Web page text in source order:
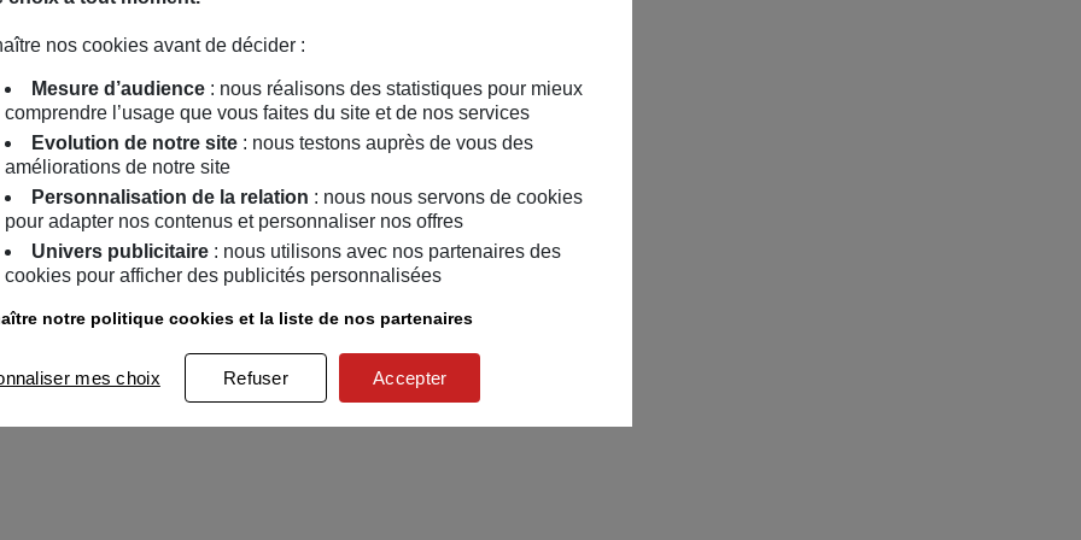
nos cookies avant de décider :
Mesure d’audience : nous réalisons des statistiques pour mieux
comprendre l’usage que vous faites du site et de nos services
Evolution de notre site : nous testons auprès de vous des
améliorations de notre site
Personnalisation de la relation : nous nous servons de cookies
pour adapter nos contenus et personnaliser nos offres
Univers publicitaire : nous utilisons avec nos partenaires des
cookies pour afficher des publicités personnalisées
notre politique cookies et la liste de nos partenaires
mes choix Refuser Accepter